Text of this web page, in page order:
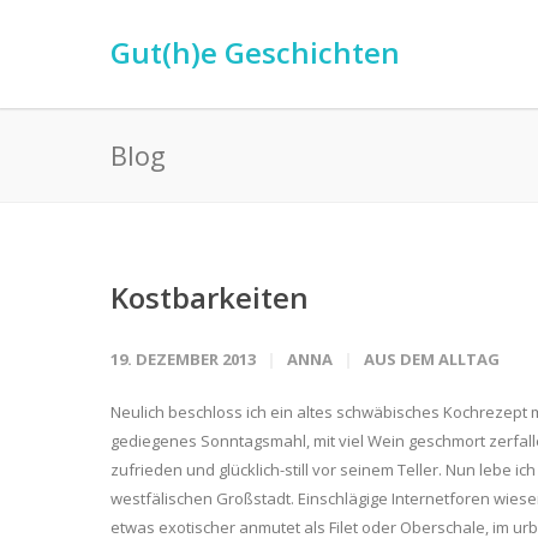
Gut(h)e Geschichten
Blog
Kostbarkeiten
19. DEZEMBER 2013 ANNA AUS DEM ALLTAG
Neulich beschloss ich ein altes schwäbisches
gediegenes Sonntagsmahl, mit viel Wein geschmort
zufrieden und glücklich-still vor seinem Teller. Nun lebe
westfälischen Großstadt. Einschlägige Internetforen
etwas exotischer anmutet als Filet oder Oberschale, im